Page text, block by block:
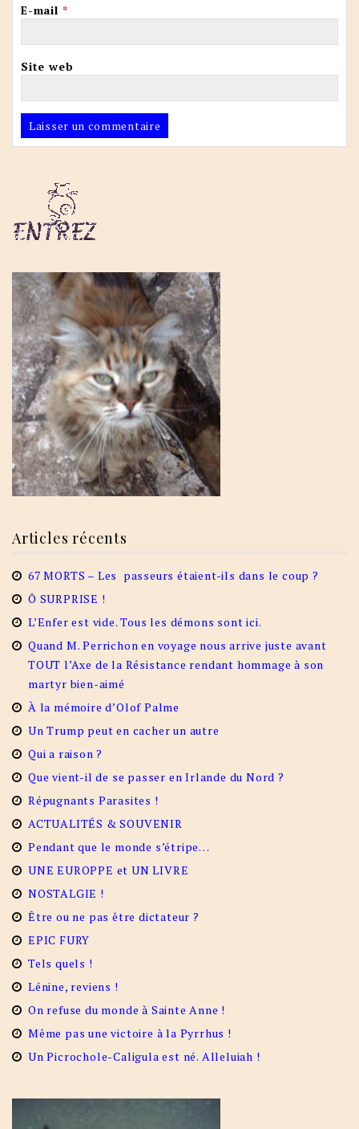
E-mail *
Site web
Articles récents
67 MORTS – Les passeurs étaient-ils dans le coup ?
Ô SURPRISE !
L’Enfer est vide. Tous les démons sont ici.
Quand M. Perrichon en voyage nous arrive juste avant
TOUT l’Axe de la Résistance rendant hommage à son
martyr bien-aimé
À la mémoire d’Olof Palme
Un Trump peut en cacher un autre
Qui a raison ?
Que vient-il de se passer en Irlande du Nord ?
Répugnants Parasites !
ACTUALITÉS & SOUVENIR
Pendant que le monde s’étripe…
UNE EUROPPE et UN LIVRE
NOSTALGIE !
Être ou ne pas être dictateur ?
EPIC FURY
Tels quels !
Lénine, reviens !
On refuse du monde à Sainte Anne !
Même pas une victoire à la Pyrrhus !
Un Picrochole-Caligula est né. Alleluiah !